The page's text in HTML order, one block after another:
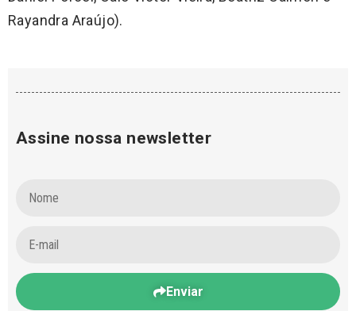
Rayandra Araújo).
Assine nossa newsletter
Enviar